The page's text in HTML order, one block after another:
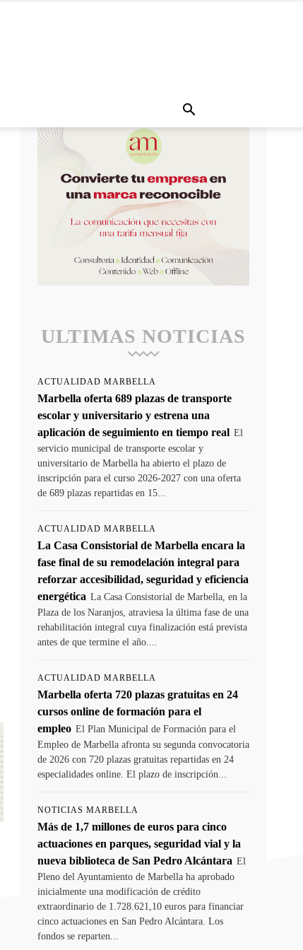
ULTIMAS NOTICIAS
ACTUALIDAD MARBELLA
Marbella oferta 689 plazas de transporte
escolar y universitario y estrena una
aplicación de seguimiento en tiempo real El
servicio municipal de transporte escolar y
universitario de Marbella ha abierto el plazo de
inscripción para el curso 2026-2027 con una oferta
de 689 plazas repartidas en 15...
ACTUALIDAD MARBELLA
La Casa Consistorial de Marbella encara la
fase final de su remodelación integral para
reforzar accesibilidad, seguridad y eficiencia
energética La Casa Consistorial de Marbella, en la
Plaza de los Naranjos, atraviesa la última fase de una
rehabilitación integral cuya finalización está prevista
antes de que termine el año....
ACTUALIDAD MARBELLA
Marbella oferta 720 plazas gratuitas en 24
cursos online de formación para el
empleo El Plan Municipal de Formación para el
Empleo de Marbella afronta su segunda convocatoria
de 2026 con 720 plazas gratuitas repartidas en 24
especialidades online. El plazo de inscripción...
NOTICIAS MARBELLA
Más de 1,7 millones de euros para cinco
actuaciones en parques, seguridad vial y la
nueva biblioteca de San Pedro Alcántara El
Pleno del Ayuntamiento de Marbella ha aprobado
inicialmente una modificación de crédito
extraordinario de 1.728.621,10 euros para financiar
cinco actuaciones en San Pedro Alcántara. Los
fondos se reparten...